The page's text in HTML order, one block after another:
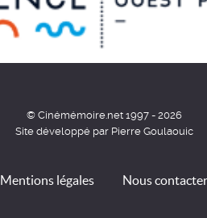
© Cinémémoire.net 1997 - 2026
Site développé par Pierre Goulaouic
Mentions légales Nous contacter